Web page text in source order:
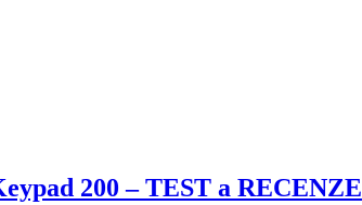
200 – TEST a RECENZE